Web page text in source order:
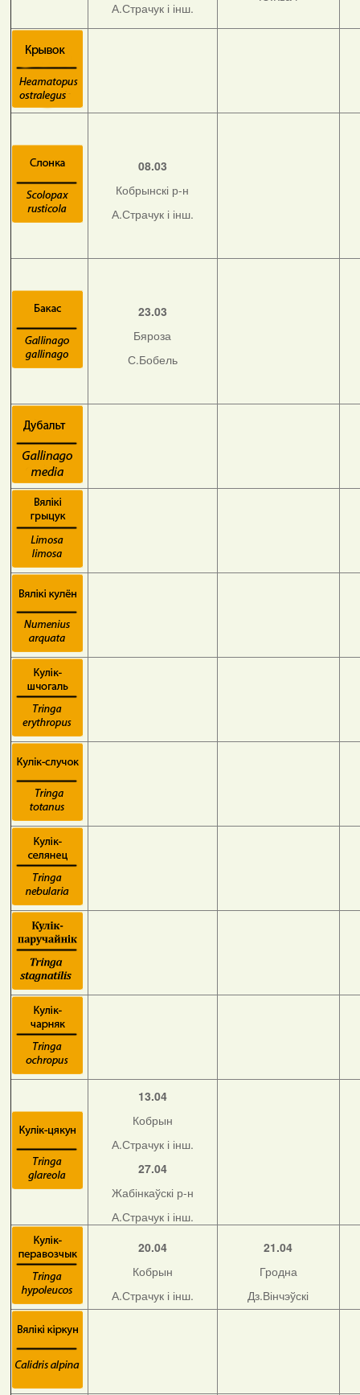
А.Страчук і інш.
08.03
Кобрынскі р-н
А.Страчук і інш.
23.03
Бяроза
С.Бобель
13.04
Кобрын
А.Страчук і інш.
27.04
Жабінкаўскі р-н
А.Страчук і інш.
20.04
Кобрын
А.Страчук і інш.
21.04
Гродна
Дз.Вінчэўскі